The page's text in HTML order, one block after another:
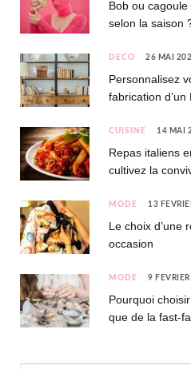
Bob ou
selon la saison
DÉCO 26 MAI
Personnalisez
fabrication
CUISINE 14 MAI
Repas italiens
cultivez la
MODE 13
Le choix d’une
occasion
MODE 9
Pourquoi
que de la fast-